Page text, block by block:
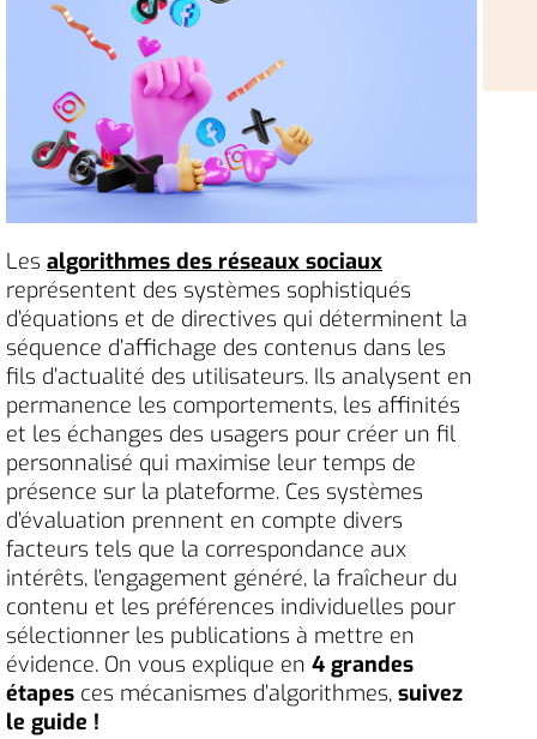
Les algorithmes des réseaux sociaux
représentent des systèmes sophistiqués
d’équations et de directives qui déterminent la
séquence d’affichage des contenus dans les
fils d’actualité des utilisateurs. Ils analysent en
permanence les comportements, les affinités
et les échanges des usagers pour créer un fil
personnalisé qui maximise leur temps de
présence sur la plateforme. Ces systèmes
d’évaluation prennent en compte divers
facteurs tels que la correspondance aux
intérêts, l’engagement généré, la fraîcheur du
contenu et les préférences individuelles pour
sélectionner les publications à mettre en
évidence. On vous explique en 4 grandes
étapes ces mécanismes d’algorithmes, suivez
le guide !